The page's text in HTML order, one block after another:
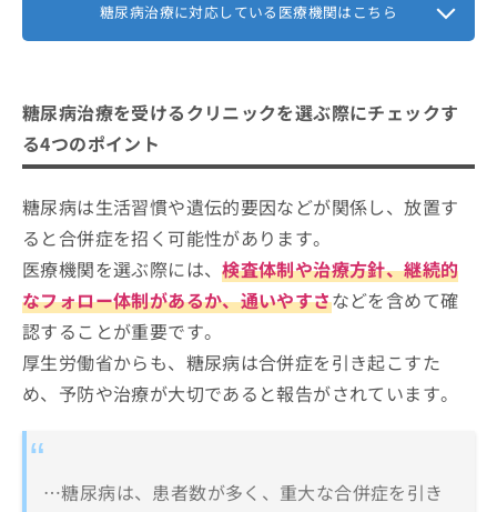
糖尿病治療に対応している医療機関はこちら
糖尿病治療を受けるクリニックを選ぶ際にチェックす
る4つのポイント
糖尿病は生活習慣や遺伝的要因などが関係し、放置す
ると合併症を招く可能性があります。
医療機関を選ぶ際には、検査体制や治療方針、継続的
なフォロー体制があるか、通いやすさなどを含めて確
認することが重要です。
厚生労働省からも、糖尿病は合併症を引き起こすた
め、予防や治療が大切であると報告がされています。
…糖尿病は、患者数が多く、重大な合併症を引き